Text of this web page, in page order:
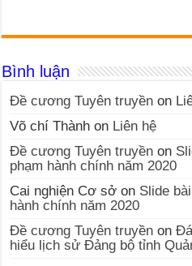
Bình luận
Đề cương Tuyên truyền on
Võ chí Thành on Liên hệ
Đề cương Tuyên truyền on
phạm hành chính năm 2020
Cai nghiện Cơ sở on Slide
hành chính năm 2020
Đề cương Tuyên truyền on
hiểu lịch sử Đảng bộ tỉnh